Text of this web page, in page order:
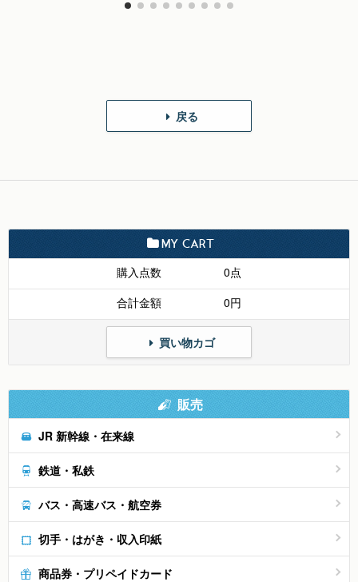
戻る
MY CART
購入点数
0点
合計金額
0円
買い物カゴ
販売
JR 新幹線・在来線
鉄道・私鉄
バス・高速バス・航空券
切手・はがき・収入印紙
商品券・プリペイドカード